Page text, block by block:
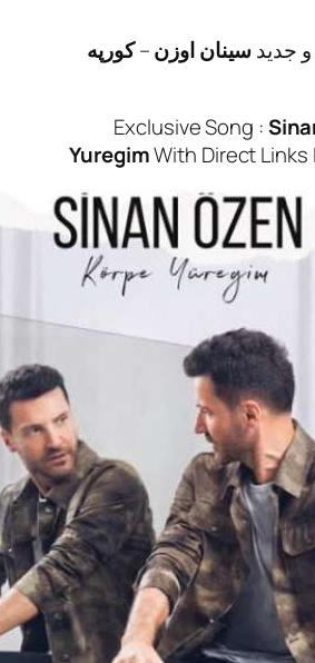
اوزن –کورپه
Exclusive
YuregimWith